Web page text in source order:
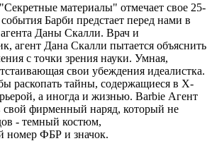
материалы" отмечает свое 25-
Барби предстает перед нами в
агента Даны Скалли. Врач и
агент Дана Скалли пытается объяснить
с точки зрения науки. Умная,
свои убеждения идеалистка.
раскопать тайны, содержащиеся в X-
а иногда и жизнью. Barbie Агент
свой фирменный наряд, который не
- темный костюм,
номер ФБР и значок.